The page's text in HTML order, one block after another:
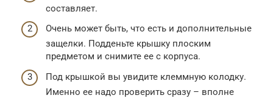
составляет.
Очень может быть, что есть и дополнительные
защелки. Подденьте крышку плоским
предметом и снимите ее с корпуса.
Под крышкой вы увидите клеммную колодку.
Именно ее надо проверить сразу – вполне